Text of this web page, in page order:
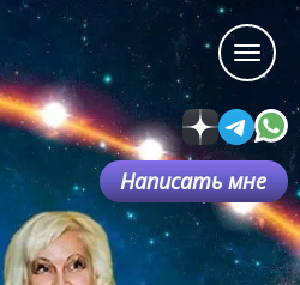
Написать мне